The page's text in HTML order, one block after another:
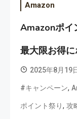
Amazon
Amazonポイ
最大限お得
2025年8月19
#キャンペーン,
ポイント祭り, 攻